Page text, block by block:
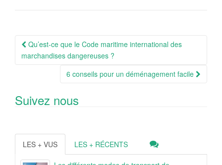
Navigation
Article
Qu’est-ce que le Code maritime international des
marchandises dangereuses ?
6 conseils pour un déménagement facile
Suivez nous
LES + VUS LES + RÉCENTS